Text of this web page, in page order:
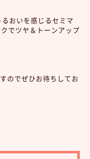
おいを感じるセミマ
でツヤ＆トーンアップ
のでぜひお待ちしてお